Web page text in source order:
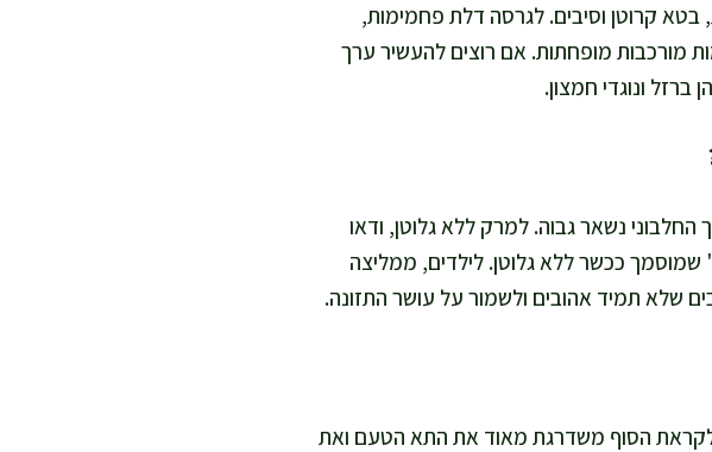
קרוטן וסיבים. לגרסה דלת פחמימות,
מורכבות מופחתות. אם רוצים להעשיר ערך
ונוגדי חמצון.
נשאר גבוה. למרק ללא גלוטן, ודאו
שמוסמך ככשר ללא גלוטן. לילדים, ממליצה
שלא תמיד אהובים ולשמור על עושר התזונה.
לקראת הסוף משדרגת מאוד את התא הטעם ואת